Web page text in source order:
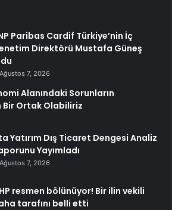
Paribas Cardif Türkiye’nin İç
Direktörü Mustafa Güneş
Ağustos 7, 2026
Alanındaki Sorunların
Bir Ortak Olabiliriz
Yatırım Dış Ticaret Dengesi Analiz
Yayımladı
Ağustos 7, 2026
resmen bölünüyor! Bir ilin vekili
tarafını belli etti